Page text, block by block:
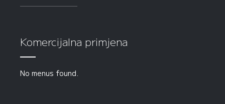
Komercijalna primjena
No menus found.